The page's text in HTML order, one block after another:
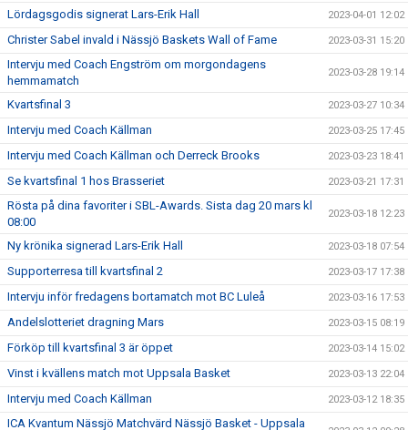
Lördagsgodis signerat Lars-Erik Hall 2023-04-01 12:02
Christer Sabel invald i Nässjö Baskets Wall of Fame 2023-03-31 15:20
Intervju med Coach Engström om morgondagens
hemmamatch
2023-03-28 19:14
Kvartsfinal 3 2023-03-27 10:34
Intervju med Coach Källman 2023-03-25 17:45
Intervju med Coach Källman och Derreck Brooks 2023-03-23 18:41
Se kvartsfinal 1 hos Brasseriet 2023-03-21 17:31
Rösta på dina favoriter i SBL-Awards. Sista dag 20 mars kl
08:00
2023-03-18 12:23
Ny krönika signerad Lars-Erik Hall 2023-03-18 07:54
Supporterresa till kvartsfinal 2 2023-03-17 17:38
Intervju inför fredagens bortamatch mot BC Luleå 2023-03-16 17:53
Andelslotteriet dragning Mars 2023-03-15 08:19
Förköp till kvartsfinal 3 är öppet 2023-03-14 15:02
Vinst i kvällens match mot Uppsala Basket 2023-03-13 22:04
Intervju med Coach Källman 2023-03-12 18:35
ICA Kvantum Nässjö Matchvärd Nässjö Basket - Uppsala